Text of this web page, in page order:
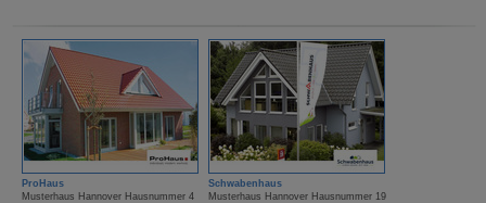
ProHaus
Musterhaus Hannover Hausnummer 4
Schwabenhaus
Musterhaus Hannover Hausnummer 19